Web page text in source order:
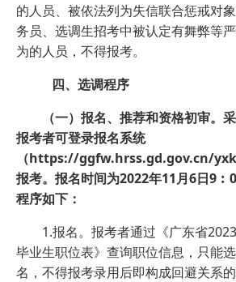
的人员、被依法列为失信联合惩戒对
务员、选调生招考中被认定有舞弊等
为的人员，不得报考。
四、选调程序
（一）报名、推荐和资格初审。
报考者可登录报名系统
（https://ggfw.hrss.gd.gov.cn/
报考。报名时间为2022年11月6日
程序如下：
1.报名。报考者通过《广东省
毕业生职位表》查询职位信息，只能
名，不得报考录用后即构成回避关系的